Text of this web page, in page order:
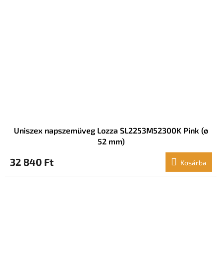
Uniszex napszemüveg Lozza SL2253M52300K Pink (ø
52 mm)
32 840 Ft Kosárba